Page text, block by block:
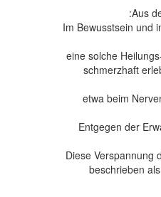
Aus
Im Bewusstsein und
eine solche
schmerzhaft
; etwa beim
Entgegen der
Diese Verspannung
beschrieben